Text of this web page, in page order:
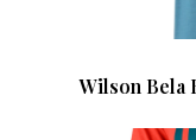
Wilson Bela